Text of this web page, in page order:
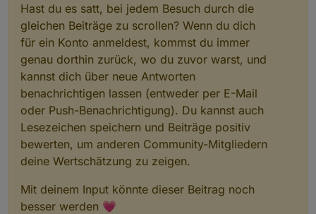
Hast du es satt, bei jedem Besuch durch die
gleichen Beiträge zu scrollen? Wenn du dich
für ein Konto anmeldest, kommst du immer
genau dorthin zurück, wo du zuvor warst, und
kannst dich über neue Antworten
benachrichtigen lassen (entweder per E-Mail
oder Push-Benachrichtigung). Du kannst auch
Lesezeichen speichern und Beiträge positiv
bewerten, um anderen Community-Mitgliedern
deine Wertschätzung zu zeigen.
Mit deinem Input könnte dieser Beitrag noch
besser werden 💗